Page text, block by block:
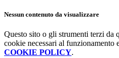
Nessun contenuto da visualizzare
Questo sito o gli strumenti terzi da
cookie necessari al
COOKIE POLICY.